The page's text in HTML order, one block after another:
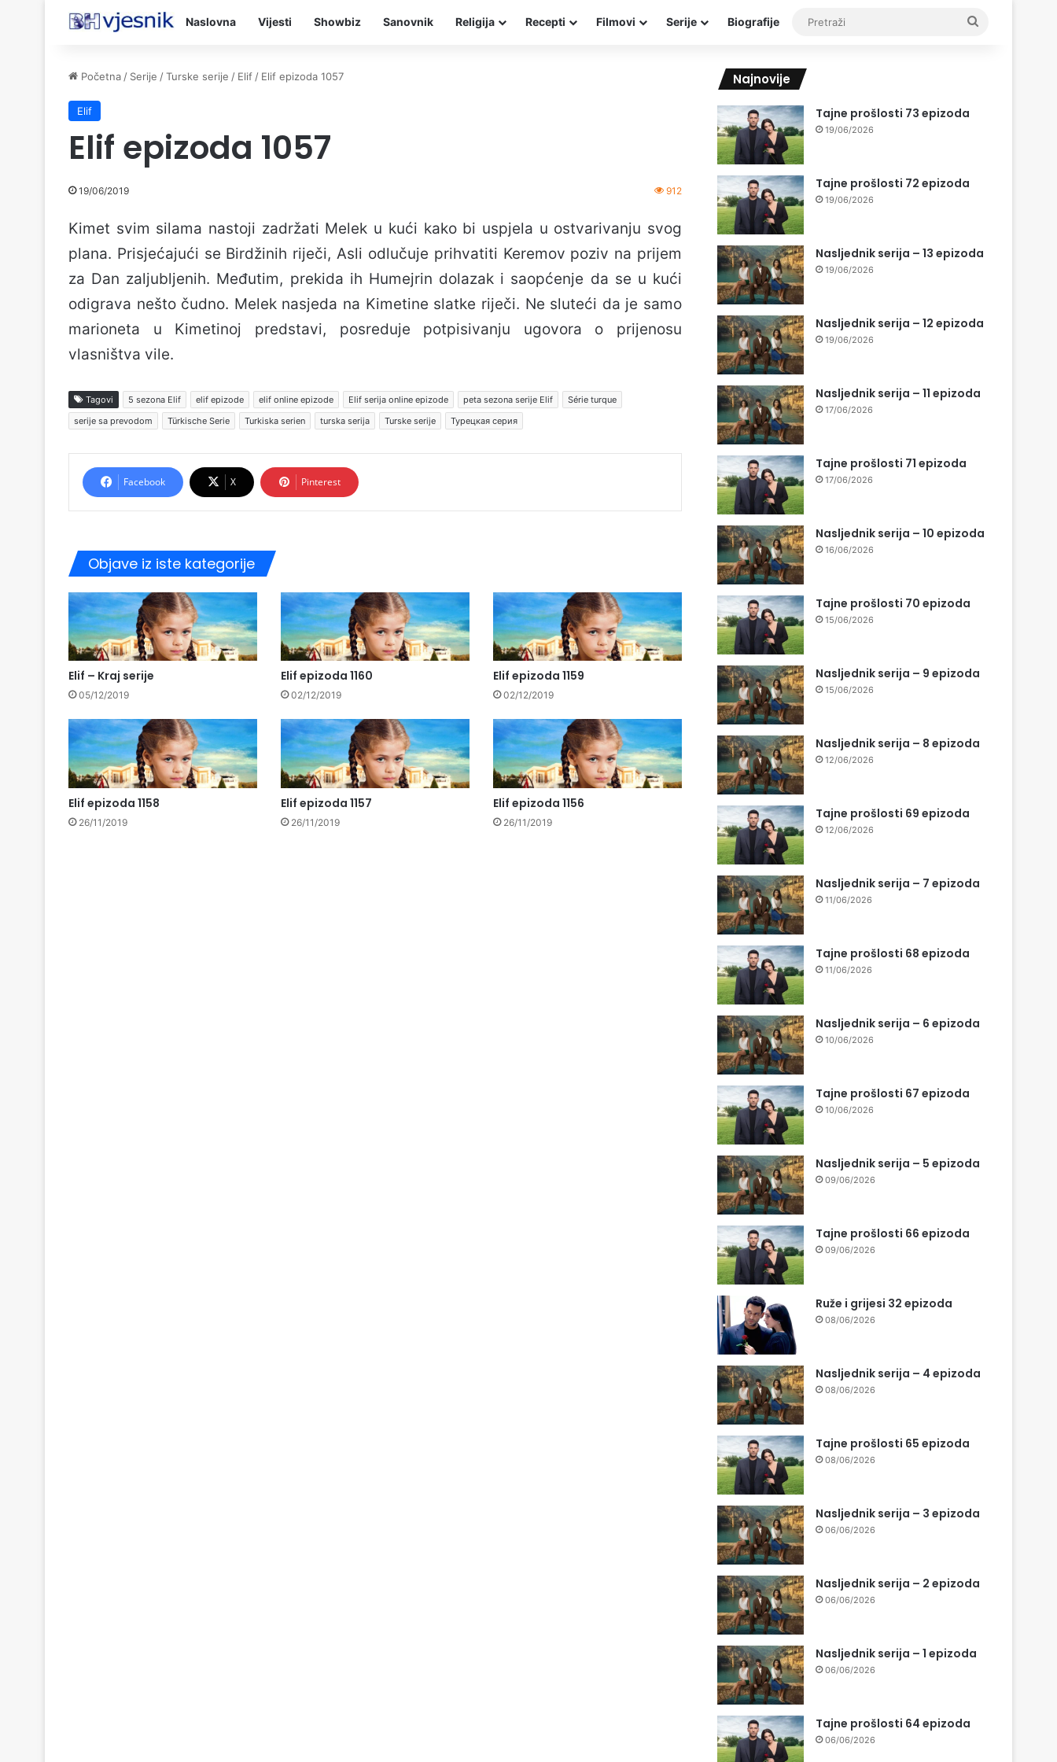
Naslovna Vijesti Showbiz Sanovnik Religija Recepti Filmovi Serije Biografije
Početna / Serije /Turske serije / Elif / Elif epizoda 1057
Elif
Elif epizoda 1057
19/06/2019 912
Kimet svim silama nastoji zadržati Melek u kući kako bi uspjela u ostvarivanju svog
plana. Prisjećajući se Birdžinih riječi, Asli odlučuje prihvatiti Keremov poziv na prijem
za Dan zaljubljenih. Međutim, prekida ih Humejrin dolazak i saopćenje da se u kući
odigrava nešto čudno. Melek nasjeda na Kimetine slatke riječi. Ne sluteći da je samo
marioneta u Kimetinoj predstavi, posreduje potpisivanju ugovora o prijenosu
vlasništva vile.
Tagovi 5 sezona Elif elif epizode elif online epizode Elif serija online epizode peta sezona serije Elif
Série turque
serije sa prevodom
Türkische Serie Turkiska serien turska serija Turske serije Турецкая серия
Facebook X Pinterest
Objave iz iste kategorije
Elif – Kraj serije
05/12/2019
Elif epizoda 1160
02/12/2019
Elif epizoda 1159
02/12/2019
Elif epizoda 1158
26/11/2019
Elif epizoda 1157
26/11/2019
Elif epizoda 1156
26/11/2019
Najnovije
Tajne prošlosti 73 epizoda
19/06/2026
Tajne prošlosti 72 epizoda
19/06/2026
Nasljednik serija – 13 epizoda
19/06/2026
Nasljednik serija – 12 epizoda
19/06/2026
Nasljednik serija – 11 epizoda
17/06/2026
Tajne prošlosti 71 epizoda
17/06/2026
Nasljednik serija – 10 epizoda
16/06/2026
Tajne prošlosti 70 epizoda
15/06/2026
Nasljednik serija – 9 epizoda
15/06/2026
Nasljednik serija – 8 epizoda
12/06/2026
Tajne prošlosti 69 epizoda
12/06/2026
Nasljednik serija – 7 epizoda
11/06/2026
Tajne prošlosti 68 epizoda
11/06/2026
Nasljednik serija – 6 epizoda
10/06/2026
Tajne prošlosti 67 epizoda
10/06/2026
Nasljednik serija – 5 epizoda
09/06/2026
Tajne prošlosti 66 epizoda
09/06/2026
Ruže i grijesi 32 epizoda
08/06/2026
Nasljednik serija – 4 epizoda
08/06/2026
Tajne prošlosti 65 epizoda
08/06/2026
Nasljednik serija – 3 epizoda
06/06/2026
Nasljednik serija – 2 epizoda
06/06/2026
Nasljednik serija – 1 epizoda
06/06/2026
Tajne prošlosti 64 epizoda
06/06/2026